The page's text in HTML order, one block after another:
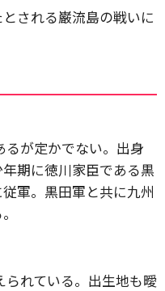
される巌流島の戦いに
るが定かでない。出身
期に徳川家臣である黒
軍。黒田軍と共に九州
られている。出生地も曖